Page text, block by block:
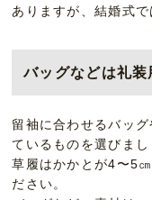
ありますが、結婚式で
バッグなどは礼装
留袖に合わせるバッ
ているものを選びまし
草履はかかとが4〜5
ださい。